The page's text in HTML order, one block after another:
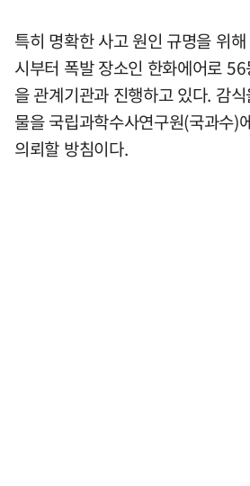
특히 명확한 사고 원인 규명을 위
시부터 폭발 장소인 한화에어로
을 관계기관과 진행하고 있다. 감
물을 국립과학수사연구원(국과수)
의뢰할 방침이다.